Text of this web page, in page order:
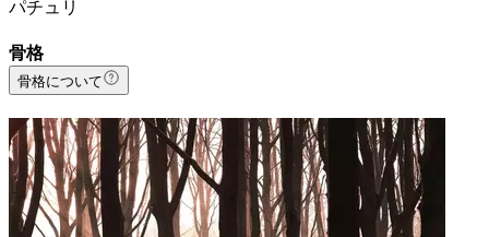
パチュリ
骨格
骨格について